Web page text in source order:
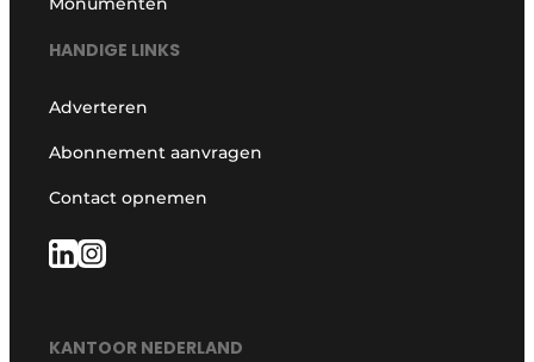
HANDIGE LINKS
Adverteren
Abonnement aanvragen
Contact opnemen
KANTOOR NEDERLAND